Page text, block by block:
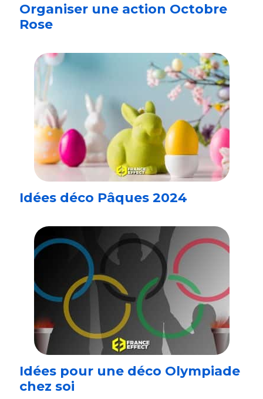
Organiser une action Octobre
Rose
Idées déco Pâques 2024
Idées pour une déco Olympiade
chez soi